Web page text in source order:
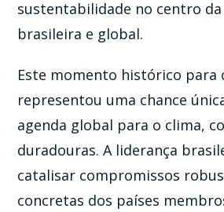
sustentabilidade no centro
brasileira e global.
Este momento histórico para
representou uma chance
agenda global para o clima,
duradouras. A liderança
catalisar compromissos
concretas dos países